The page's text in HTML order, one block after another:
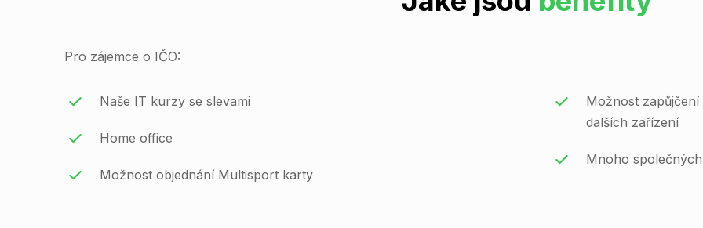
Pro zájemce o IČO:
Naše IT kurzy se slevami
Home office
Možnost objednání Multisport karty
Možnost
dalších zařízení
Mnoho